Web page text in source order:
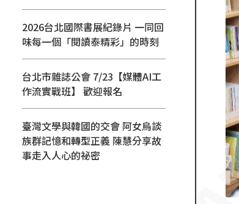
2026台北國際書展紀錄片 一同回
味每一個「閱讀泰精彩」的時刻
台北市雜誌公會 7/23【媒體AI工
作流實戰班】 歡迎報名
臺灣文學與韓國的交會 阿女烏談
族群記憶和轉型正義 陳慧分享故
事走入人心的祕密